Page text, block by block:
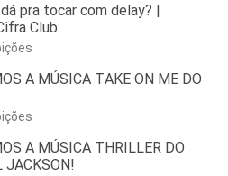
pra tocar com delay? |
Club
A MÚSICA TAKE ON ME DO
A MÚSICA THRILLER DO
JACKSON!